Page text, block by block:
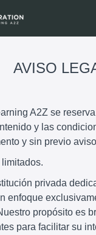
AVISO
A2Z se
y las
y sin previo
privada
enfoque
propósito es
para facilitar su